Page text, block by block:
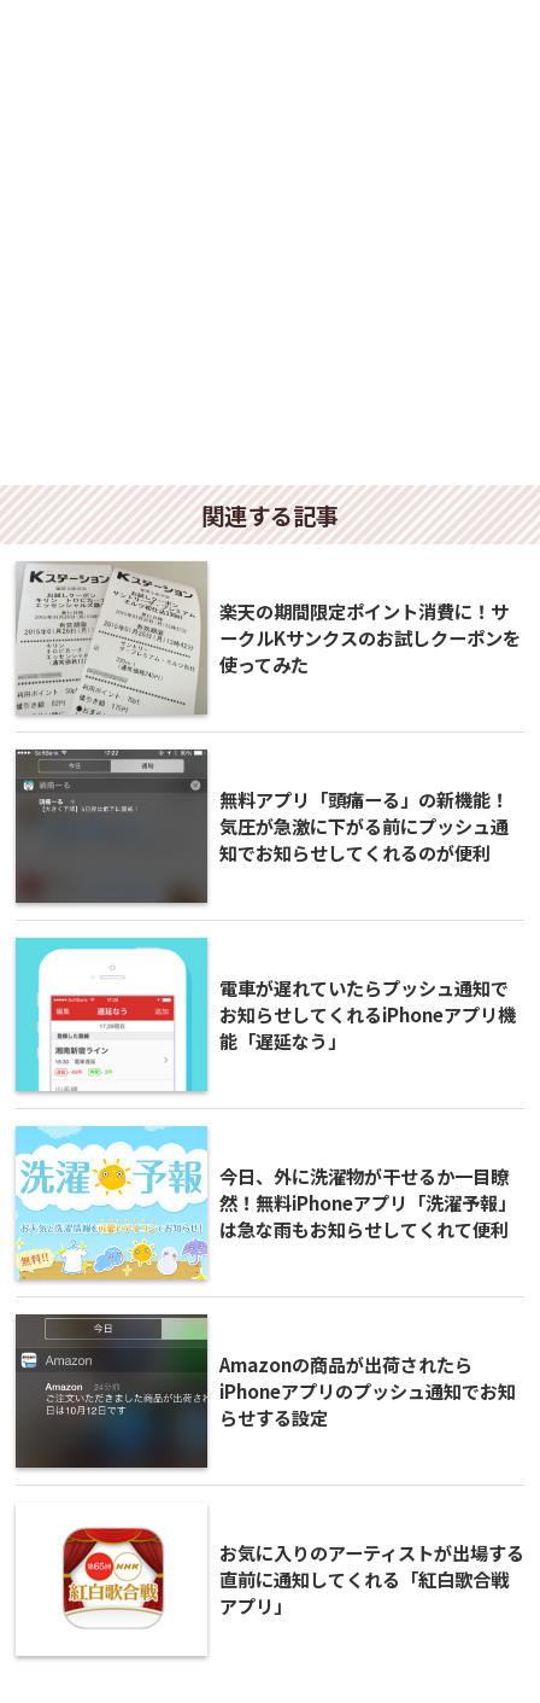
関連する記事
楽天の期間限定ポイント消費に！サ
ークルKサンクスのお試しクーポンを
使ってみた
無料アプリ「頭痛ーる」の新機能！
気圧が急激に下がる前にプッシュ通
知でお知らせしてくれるのが便利
電車が遅れていたらプッシュ通知で
お知らせしてくれるiPhoneアプリ機
能「遅延なう」
今日、外に洗濯物が干せるか一目瞭
然！無料iPhoneアプリ「洗濯予報」
は急な雨もお知らせしてくれて便利
Amazonの商品が出荷されたら
iPhoneアプリのプッシュ通知でお知
らせする設定
お気に入りのアーティストが出場する
直前に通知してくれる「紅白歌合戦
アプリ」